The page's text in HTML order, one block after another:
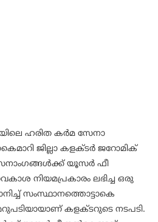
ഹരിത കര്‍മ സേനാ
ജില്ലാ കളക്ടര്‍ ജറോമിക്
യൂസര്‍ ഫീ
നിയമപ്രകാരം ലഭിച്ച ഒരു
സംസ്ഥാനത്തൊട്ടാകെ
കളക്ടറുടെ നടപടി.